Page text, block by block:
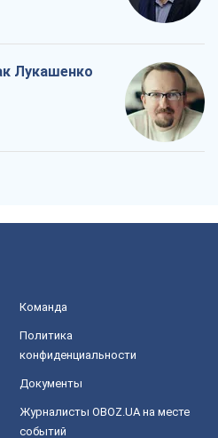
Лукашенко
Команда
Политика
конфиденциальности
Документы
Журналисты OBOZ.UA на месте
событий